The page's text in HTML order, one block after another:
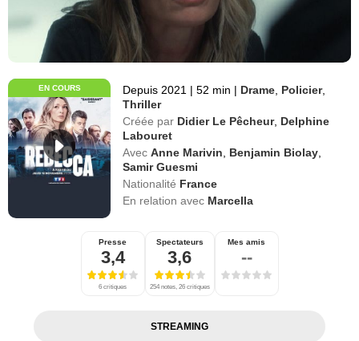
EN COURS Depuis 2021 | 52 min | Drame Policier,
Thriller
Créée par Didier Le Pêcheur, Delphine
Labouret
Avec Anne Marivin Benjamin Biolay
Samir Guesmi
Nationalité France
En relation avec Marcella
Presse
3,4
6 critiques
Spectateurs
3,6
254 notes, 26 critiques
Mes amis
--
STREAMING